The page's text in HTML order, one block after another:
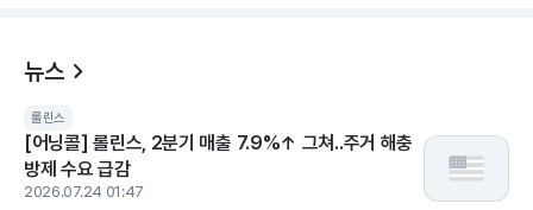
뉴스
롤린스
[어닝콜] 롤린스, 2분기 매출 7.9%↑ 그쳐..주거 해충
방제 수요 급감
2026.07.24 01:47